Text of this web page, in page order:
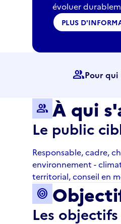
évoluer
PLUS
groupPour qui
group À qui
Le public
Responsable, cadre,
environnement -
territorial, conseil en
target
Les